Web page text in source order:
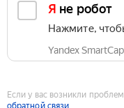
Я не робот
Нажмите,
Yandex
Если у вас возникли
обратной связи